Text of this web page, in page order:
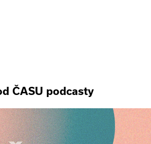
ČASU podcasty